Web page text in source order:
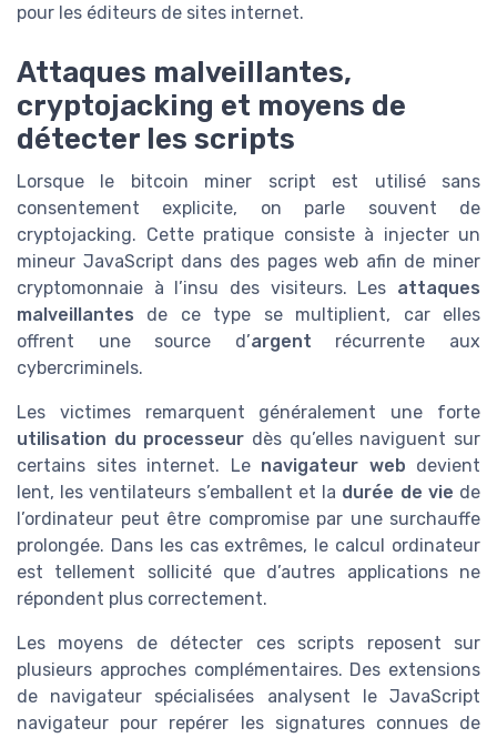
pour les éditeurs de sites internet.
Attaques malveillantes,
cryptojacking et moyens de
détecter les scripts
Lorsque le bitcoin miner script est utilisé sans
consentement explicite, on parle souvent de
cryptojacking. Cette pratique consiste à injecter un
mineur JavaScript dans des pages web afin de miner
cryptomonnaie à l’insu des visiteurs. Les attaques
malveillantes de ce type se multiplient, car elles
offrent une source d’argent récurrente aux
cybercriminels.
Les victimes remarquent généralement une forte
utilisation du processeur dès qu’elles naviguent sur
certains sites internet. Le navigateur web devient
lent, les ventilateurs s’emballent et la durée de vie de
l’ordinateur peut être compromise par une surchauffe
prolongée. Dans les cas extrêmes, le calcul ordinateur
est tellement sollicité que d’autres applications ne
répondent plus correctement.
Les moyens de détecter ces scripts reposent sur
plusieurs approches complémentaires. Des extensions
de navigateur spécialisées analysent le JavaScript
navigateur pour repérer les signatures connues de